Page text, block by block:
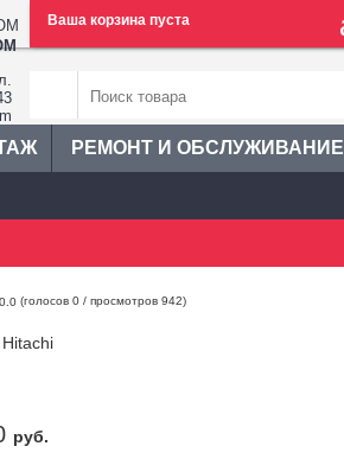
Ваша корзина пуста
РЕМОНТ И ОБСЛУЖИВАНИЕ
0.0 (голосов 0 / просмотров 942)
Hitachi
руб.